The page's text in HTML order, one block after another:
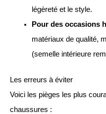
légèreté et le style.
Pour des occasions
matériaux de qualité,
(semelle intérieure
Les erreurs à éviter
Voici les pièges les plus
chaussures :